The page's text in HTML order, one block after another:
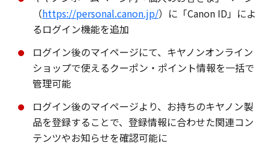
（https://personal.canon.jp/）に「Canon ID」によ
るログイン機能を追加
ログイン後のマイページにて、キヤノンオンライン
ショップで使えるクーポン・ポイント情報を一括で
管理可能
ログイン後のマイページより、お持ちのキヤノン製
品を登録することで、登録情報に合わせた関連コン
テンツやお知らせを確認可能に